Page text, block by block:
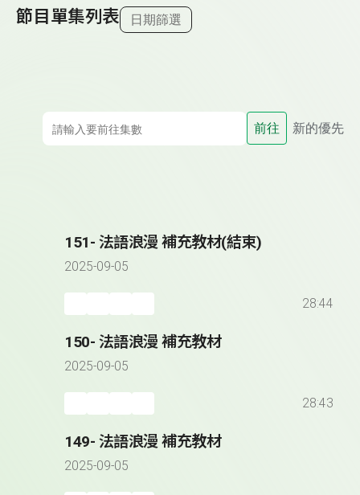
節目單集列表 日期篩選
前往 新的優先
151- 法語浪漫 補充教材(結束)
2025-09-05
28:44
150- 法語浪漫 補充教材
2025-09-05
28:43
149- 法語浪漫 補充教材
2025-09-05